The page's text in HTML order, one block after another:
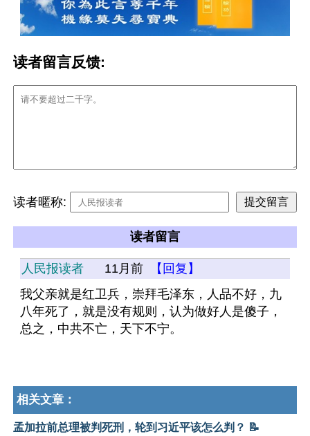
读者留言反馈:
读者暱称:
读者留言
人民报读者 11月前
【回复】
我父亲就是红卫兵，崇拜毛泽东，人品不好，九
八年死了，就是没有规则，认为做好人是傻子，
总之，中共不亡，天下不宁。
相关文章：
孟加拉前总理被判死刑，轮到习近平该怎么判？ 📝